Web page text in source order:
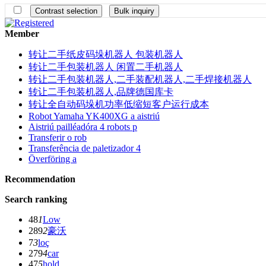
Member
转让二手纸皮码垛机器人 包装机器人
转让二手包装机器人 闲置二手机器人
转让二手包装机器人,二手装配机器人,二手焊接机器人
转让二手包装机器人,品牌德国库卡
转让全自动码垛机功率低缩短客户运行成本
Robot Yamaha YK400XG a aistriú
Aistriú pailléadóra 4 robots p
Transferir o rob
Transferência de paletizador 4
Överföring a
Recommendation
Search ranking
481Low
2892豪沃
73loç
2794car